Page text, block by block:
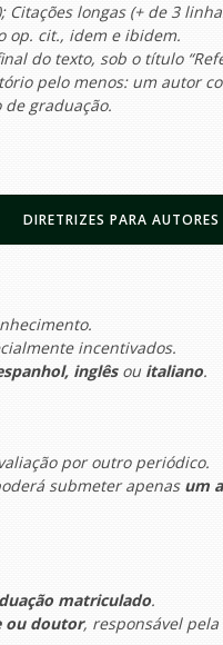
Citações longas (+ de 3
op. cit., idem e ibidem.
do texto, sob o título
pelo menos: um autor
graduação.
DIRETRIZES PARA AUTORES
incentivados.
inglêsou italiano.
por outro periódico.
submeter apenas um
matriculado.
ou doutor, responsável